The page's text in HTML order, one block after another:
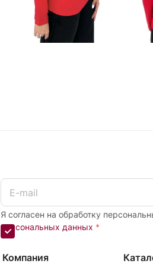
Я согласен на обработку
персональных данных *
Компания